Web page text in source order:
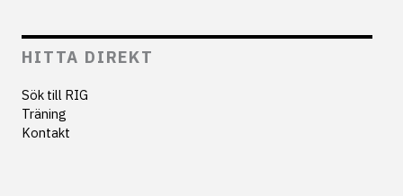
HITTA DIREKT
Sök till RIG
Träning
Kontakt